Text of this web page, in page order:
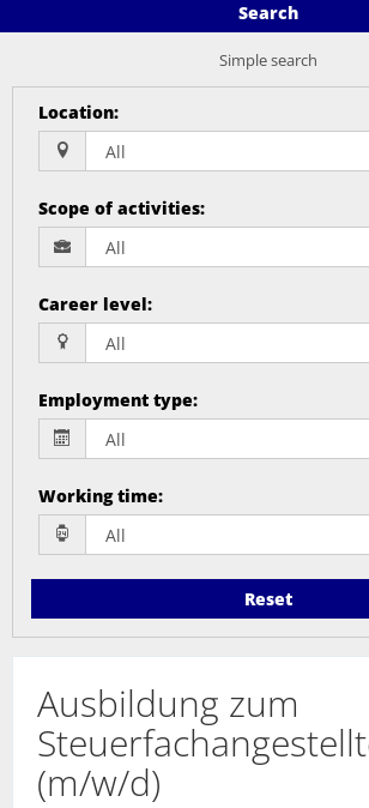
Search
Simple search
Location:
Scope of activities:
Career level:
Employment type:
Working time:
Reset
Ausbildung zum
(m/w/d)